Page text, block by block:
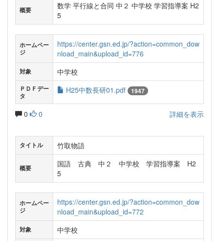
概要
数学 平行線と合同 中２ 中学校 学習指導案 H2
5
ホームペー
ジ
https://center.gsn.ed.jp/?action=common_dow
nload_main&upload_id=776
対象 中学校
ＰＤＦデー
タ
H25中数長研01.pdf 1947
0 0 詳細を表示
タイトル 竹取物語
概要
国語 古典 中２ 中学校 学習指導案 H2
5
ホームペー
ジ
https://center.gsn.ed.jp/?action=common_dow
nload_main&upload_id=772
対象 中学校